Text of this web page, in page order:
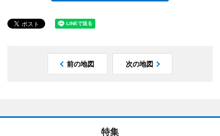
前の地図 次の地図
特集